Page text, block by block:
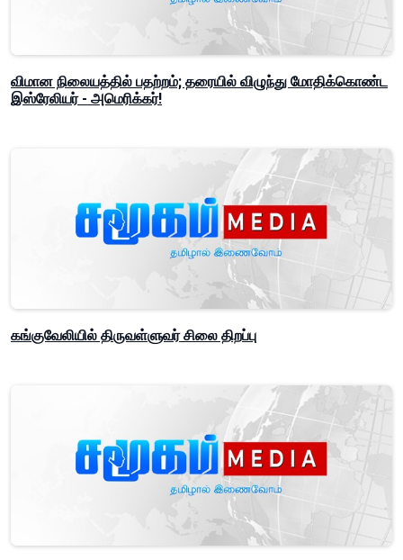
விமான நிலையத்தில் பதற்றம்; தரையில் விழுந்து மோதிக்கொண்ட
இஸ்ரேலியர் - அமெரிக்கர்!
கங்குவேலியில் திருவள்ளுவர் சிலை திறப்பு